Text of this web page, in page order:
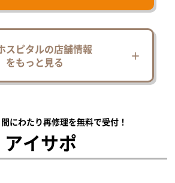
スピタルの店舗情報
をもっと見る
にわたり再修理を無料で受付！
アイサポ